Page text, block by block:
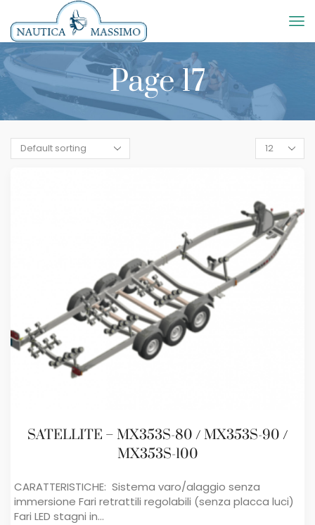
Page 17
Products
per
SATELLITE – MX353S-80 / MX353S-90 /
MX353S-100
CARATTERISTICHE: Sistema varo/alaggio senza
immersione Fari retrattili regolabili (senza placca luci)
Fari LED stagni in...